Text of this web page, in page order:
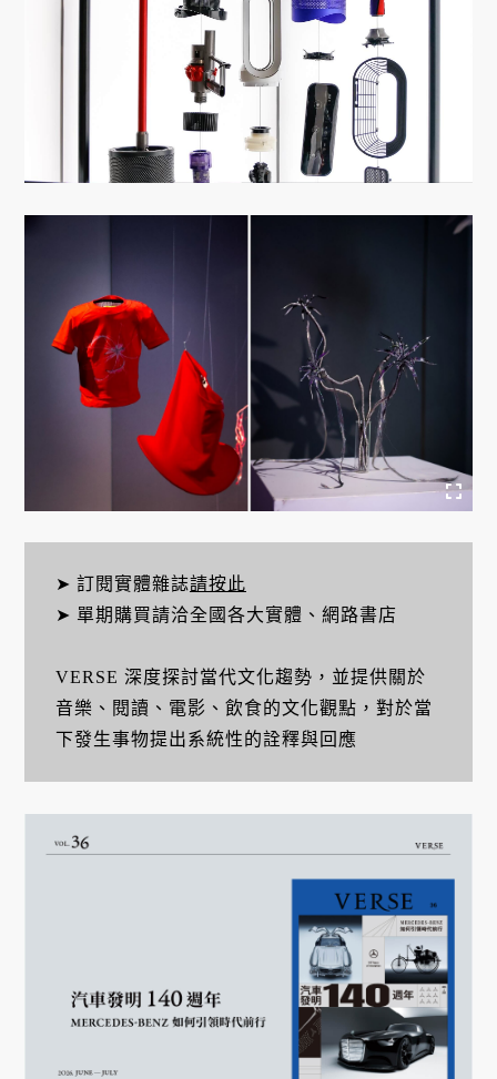
➤ 訂閱實體雜誌請按此
➤ 單期購買請洽全國各大實體、網路書店
VERSE 深度探討當代文化趨勢，並提供關於
音樂、閱讀、電影、飲食的文化觀點，對於當
下發生事物提出系統性的詮釋與回應